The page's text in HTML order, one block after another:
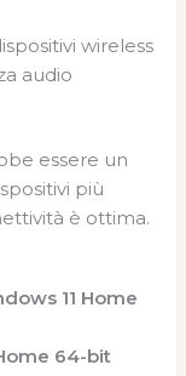
wireless
audio
essere un
più
è ottima.
11 Home
64-bit